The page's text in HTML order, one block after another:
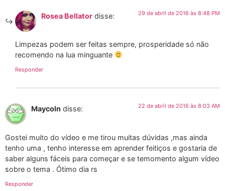
Rosea Bellator disse: 29 de abril de 2016 às 8:48 PM
Limpezas podem ser feitas sempre, prosperidade só não
recomendo na lua minguante
Responder
Maycoln disse: 22 de abril de 2016 às 8:03 AM
Gostei muito do vídeo e me tirou muitas dúvidas ,mas ainda
tenho uma , tenho interesse em aprender feitiços e gostaria de
saber alguns fáceis para começar e se temomento algum vídeo
sobre o tema . Ótimo dia rs
Responder